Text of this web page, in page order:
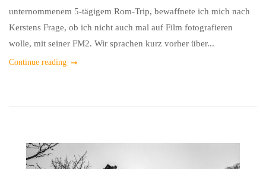
unternommenem 5-tägigem Rom-Trip, bewaffnete ich mich nach
Kerstens Frage, ob ich nicht auch mal auf Film fotografieren
wolle, mit seiner FM2. Wir sprachen kurz vorher über...
Continue reading